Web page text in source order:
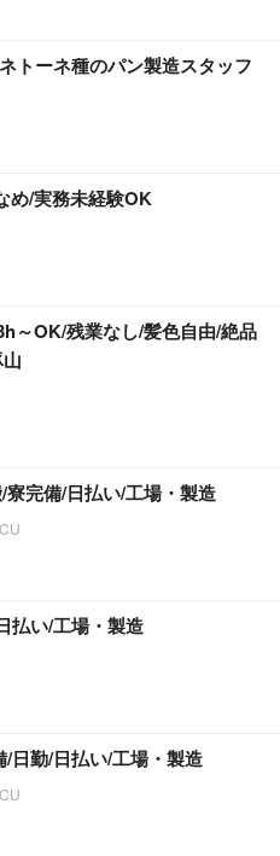
トーネ種のパン製造スタッフ
め/実務未経験OK
～OK/残業なし/髪色自由/絶品
完備/日払い/工場・製造
払い/工場・製造
日勤/日払い/工場・製造